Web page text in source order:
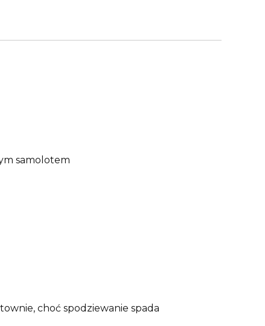
samolotem
choć spodziewanie spada